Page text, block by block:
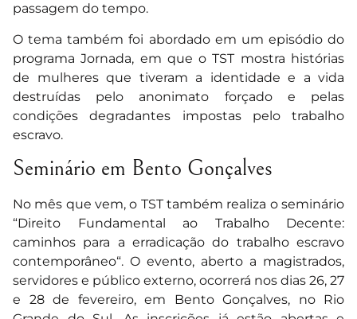
passagem do tempo.
O tema também foi abordado em um episódio do
programa Jornada, em que o TST mostra histórias
de mulheres que tiveram a identidade e a vida
destruídas pelo anonimato forçado e pelas
condições degradantes impostas pelo trabalho
escravo.
Seminário em Bento Gonçalves
No mês que vem, o TST também realiza o seminário
“Direito Fundamental ao Trabalho Decente:
caminhos para a erradicação do trabalho escravo
contemporâneo“. O evento, aberto a magistrados,
servidores e público externo, ocorrerá nos dias 26, 27
e 28 de fevereiro, em Bento Gonçalves, no Rio